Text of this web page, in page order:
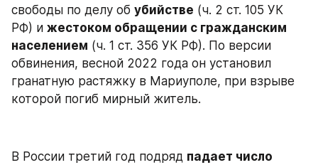
свободы по делу об убийстве (ч. 2 ст. 105 УК
РФ) и жестоком обращении с гражданским
населением (ч. 1 ст. 356 УК РФ). По версии
обвинения, весной 2022 года он установил
гранатную растяжку в Мариуполе, при взрыве
которой погиб мирный житель.
В России третий год подряд падает число